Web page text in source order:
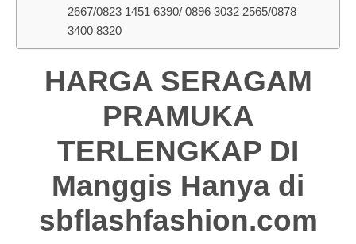
2667/0823 1451 6390/ 0896 3032 2565/0878
3400 8320
HARGA SERAGAM
PRAMUKA
TERLENGKAP DI
Manggis Hanya di
sbflashfashion.com